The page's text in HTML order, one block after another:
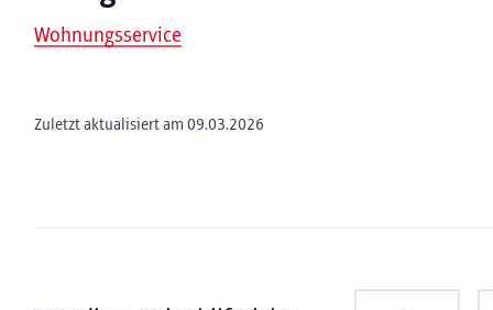
Wohnungsservice
Zuletzt aktualisiert am 09.03.2026